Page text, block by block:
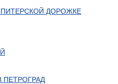
ДОРОЖКЕ
ПЕТРОГРАД